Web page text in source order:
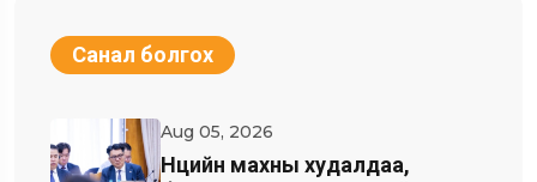
Санал болгох
Aug 05, 2026
Нөөцийн махны худалдаа,